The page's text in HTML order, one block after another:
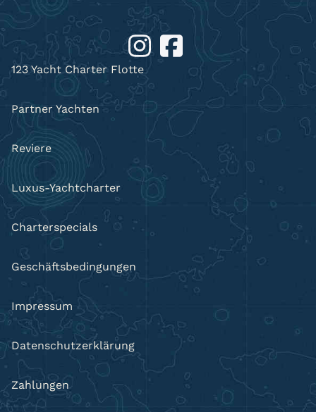
123 Yacht Charter Flotte
Partner Yachten
Reviere
Luxus-Yachtcharter
Charterspecials
Geschäftsbedingungen
Impressum
Datenschutzerklärung
Zahlungen